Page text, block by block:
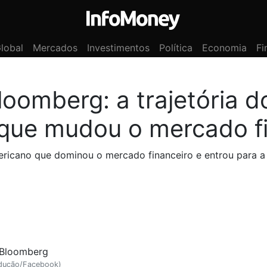
Mercados Investimentos Política Economia
a trajetória
mudou o mercado
que dominou o mercado financeiro e entrou para
Facebook)